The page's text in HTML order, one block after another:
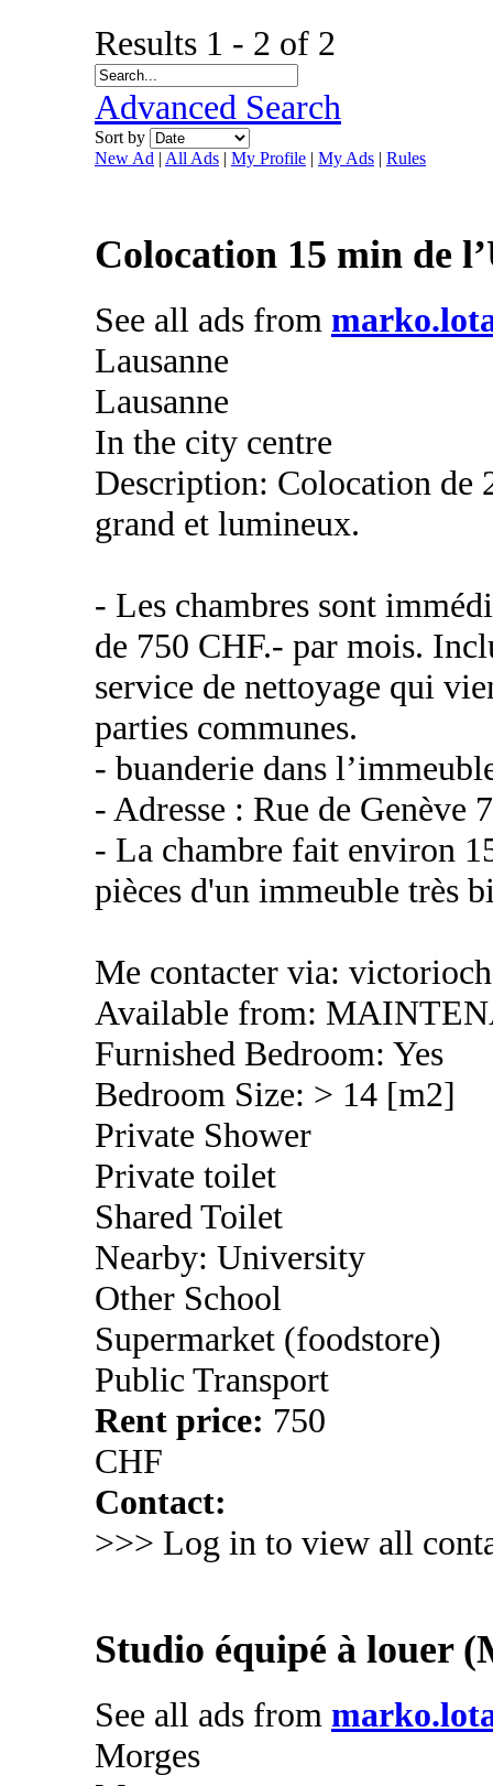
Results 1 - 2 of 2
Advanced Search
Sort by
New Ad | All Ads | My Profile | My Ads | Rules
Colocation 15 min de
See all ads from
Lausanne
Lausanne
In the city centre
Description: Colocation de
grand et lumineux.
- Les chambres sont
de 750 CHF.- par mois.
service de nettoyage qui
parties communes.
- buanderie dans
- Adresse : Rue de Genève
- La chambre fait environ
pièces d'un immeuble très
Me contacter via:
Available from:
Furnished Bedroom: Yes
Bedroom Size: > 14 [m2]
Private Shower
Private toilet
Shared Toilet
Nearby: University
Other School
Supermarket (foodstore)
Public Transport
Rent price: 750
CHF
Contact:
>>> Log in to view all
Studio équipé à louer
See all ads from
Morges